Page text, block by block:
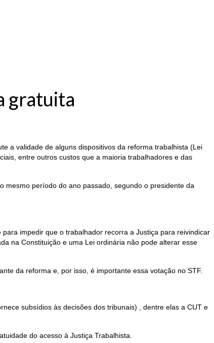
gratuita
a validade de alguns dispositivos da reforma trabalhista (Lei
entre outros custos que a maioria trabalhadores e das
mesmo período do ano passado, segundo o presidente da
impedir que o trabalhador recorra a Justiça para reivindicar
na Constituição e uma Lei ordinária não pode alterar esse
da reforma e, por isso, é importante essa votação no STF.
subsídios às decisões dos tribunais) , dentre elas a CUT e
do acesso à Justiça Trabalhista.